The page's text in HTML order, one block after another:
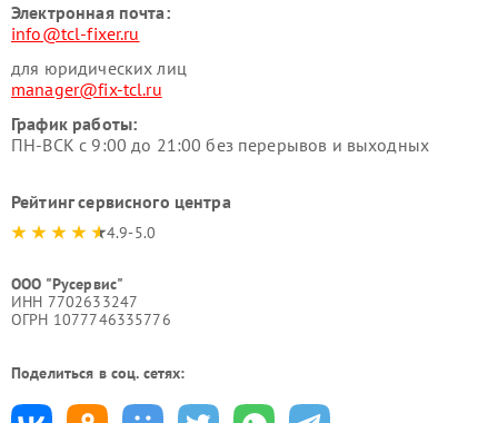
Электронная почта:
info@tcl-fixer.ru
для юридических лиц
manager@fix-tcl.ru
График работы:
ПН-ВСК с 9:00 до 21:00 без перерывов и выходных
Рейтинг сервисного центра
4.9-5.0
ООО "Русервис"
ИНН 7702633247
ОГРН 1077746335776
Поделиться в соц. сетях: